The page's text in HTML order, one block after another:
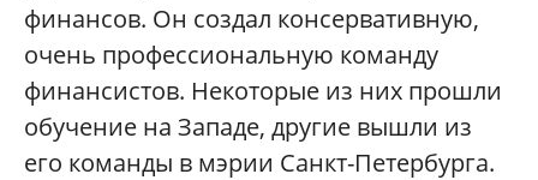
финансов. Он создал консервативную,
очень профессиональную команду
финансистов. Некоторые из них прошли
обучение на Западе, другие вышли из
его команды в мэрии Санкт-Петербурга.